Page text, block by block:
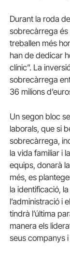
Durant la roda
sobrecàrrega és
treballen més
han de dedicar
clínic”. La
sobrecàrrega
36 milions
Un segon bloc
laborals, que si
sobrecàrrega,
la vida familiar i
equips, donarà
més, es
la identificació,
l’administració i
tindrà l’última
manera els
seus companys